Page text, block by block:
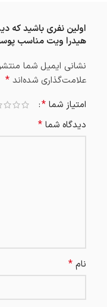
اولین نفری باشید که
هیدرا ویت مناسب پوست خشک 200
نشانی ایمیل شما
علامت‌گذاری شده‌اند *
امتیاز شما *
دیدگاه شما *
نام *